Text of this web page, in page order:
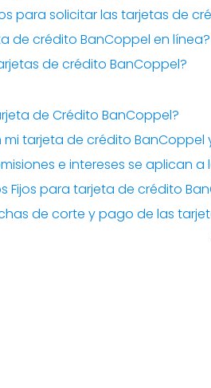
para solicitar las tarjetas de
de crédito BanCoppel en línea?
de crédito BanCoppel?
de Crédito BanCoppel?
tarjeta de crédito BanCoppel
e intereses se aplican
Fijos para tarjeta de crédito
de corte y pago de las